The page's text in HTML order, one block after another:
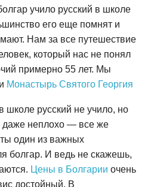
учило русский в школе
его еще помнят и
Нам за все путешествие
который нас не понял
примерно 55 лет. Мы
Монастырь Святого Георгия
русский не учило, но
даже неплохо — все же
один из важных
болгар. И ведь не скажешь,
Цены в Болгарии очень
достойный. В